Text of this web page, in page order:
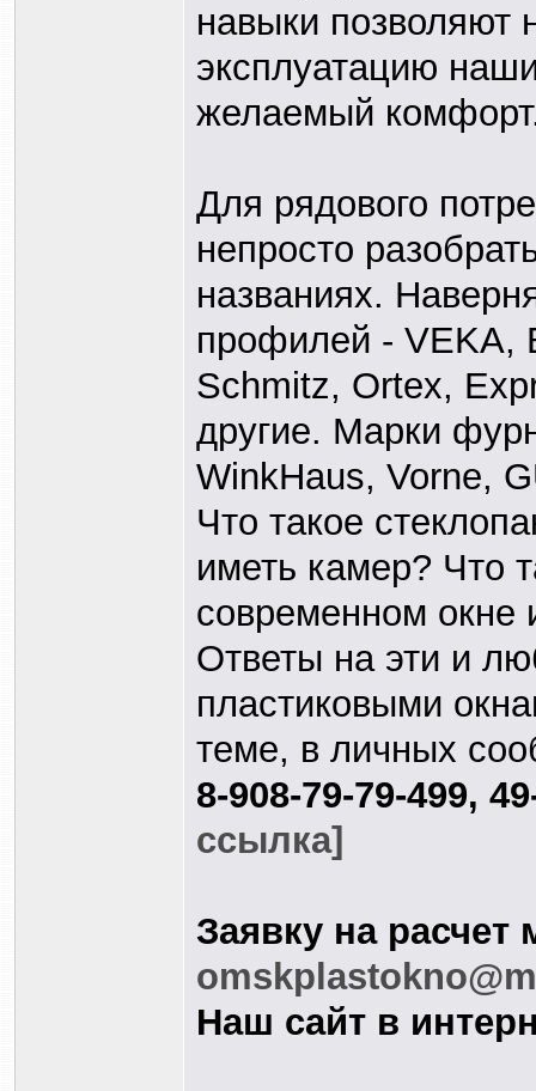
навыки позволяют
эксплуатацию
желаемый
Для рядового
непросто
названиях.
профилей - VEKA,
Schmitz, Ortex,
другие. Марки
WinkHaus, Vorne,
Что такое
иметь камер? Что
современном окне
Ответы на эти и
пластиковыми
теме, в личных
8-908-79-79-499,
ссылка]
Заявку на
Наш сайт в